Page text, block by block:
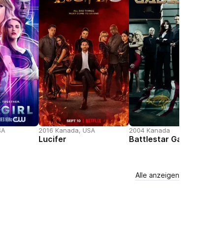
2016 Kanada, USA
Lucifer
2004 Kanada
Battlestar Galactica
Alle anzeigen